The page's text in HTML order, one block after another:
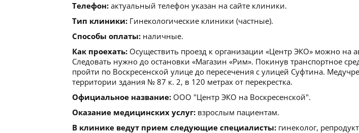
Телефон: актуальный телефон указан на сайте клиники.
Тип клиники: Гинекологические клиники (частные).
Способы оплаты: наличные.
Как проехать: Осуществить проезд к организации «Центр ЭКО» можно на
Следовать нужно до остановки «Магазин «Рим». Покинув транспортное
пройти по Воскресенской улице до пересечения с улицей Суфтина.
территории здания № 87 к. 2, в 120 метрах от перекрестка.
Официальное название: ООО "Центр ЭКО на Воскресенской".
Оказание медицинских услуг: взрослым пациентам.
В клинике ведут прием следующие специалисты: гинеколог,